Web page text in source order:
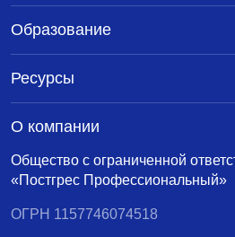
Общество с ограниченной
«Постгрес Профессиональный»
ОГРН 1157746074518
Образование
Ресурсы
О компании